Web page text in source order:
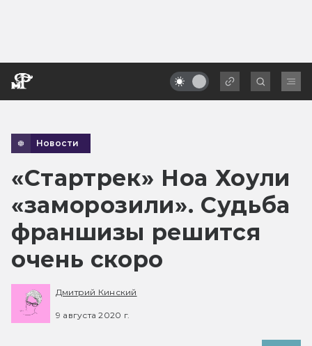
Новости
«Стартрек» Ноа Хоули
«заморозили». Судьба
франшизы решится
очень скоро
Дмитрий Кинский
9 августа 2020 г.